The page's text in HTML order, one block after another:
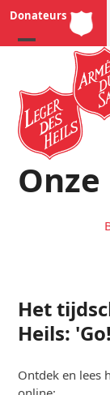
Skip
content
Donateurs
Het
Heils:
Ontdek en lees